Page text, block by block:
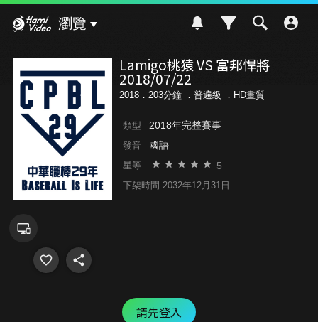
瀏覽
Lamigo桃猿 VS 富邦悍將
2018/07/22
2018．203分鐘 ． 普遍級 ．HD畫質
類型 2018年完整賽事
發音 國語
星等 5
下架時間 2032年12月31日
請先登入